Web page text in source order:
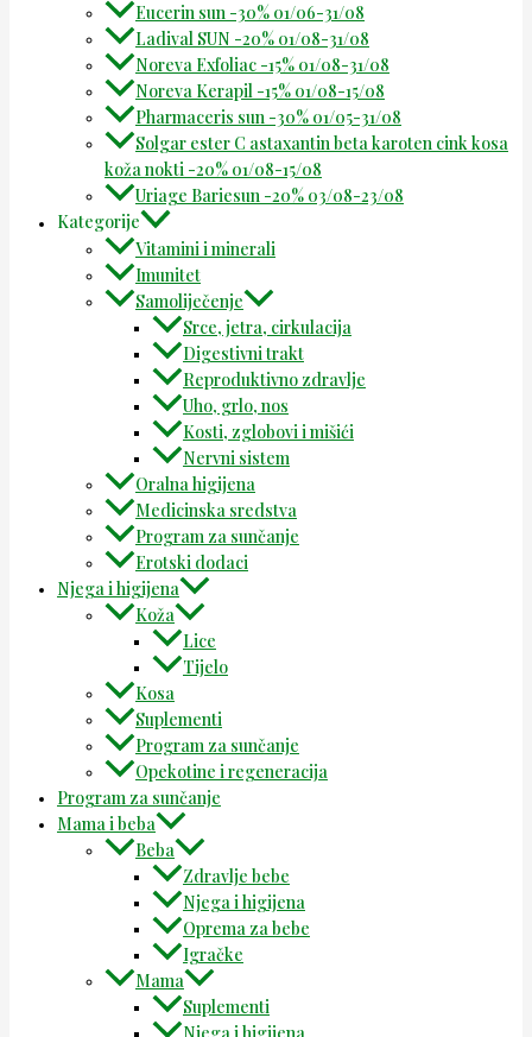
Eucerin sun -30% 01/06-31/08
Ladival SUN -20% 01/08-31/08
Noreva Exfoliac -15% 01/08-31/08
Noreva Kerapil -15% 01/08-15/08
Pharmaceris sun -30% 01/05-31/08
Solgar ester C astaxantin beta karoten cink kosa
koža nokti -20% 01/08-15/08
Uriage Bariesun -20% 03/08-23/08
Kategorije
Vitamini i minerali
Imunitet
Samoliječenje
Srce, jetra, cirkulacija
Digestivni trakt
Reproduktivno zdravlje
Uho, grlo, nos
Kosti, zglobovi i mišići
Nervni sistem
Oralna higijena
Medicinska sredstva
Program za sunčanje
Erotski dodaci
Njega i higijena
Koža
Lice
Tijelo
Kosa
Suplementi
Program za sunčanje
Opekotine i regeneracija
Program za sunčanje
Mama i beba
Beba
Zdravlje bebe
Njega i higijena
Oprema za bebe
Igračke
Mama
Suplementi